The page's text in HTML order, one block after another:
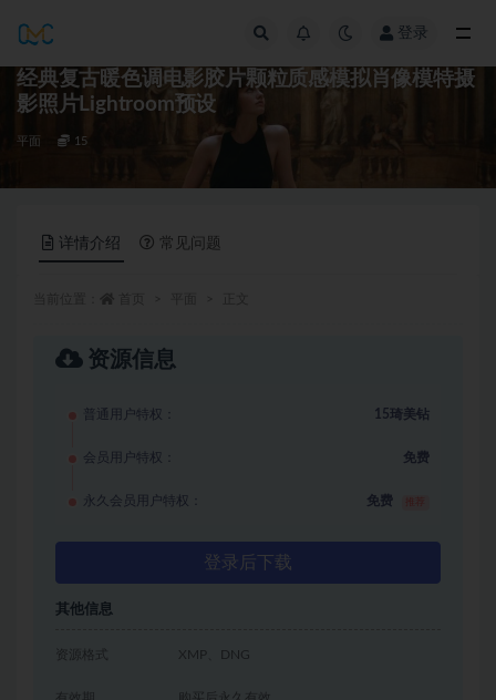
登录
经典复古暖色调电影胶片颗粒质感模拟肖像模特摄
影照片Lightroom预设
平面 15
详情介绍 常见问题
资源信息
普通用户特权： 15琦美钻
会员用户特权： 免费
永久会员用户特权： 免费
登录后下载
其他信息
资源格式 XMP、DNG